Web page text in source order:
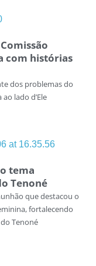
com histórias
dos problemas do
lado d’Ele
tema
Tenoné
que destacou o
fortalecendo
Tenoné